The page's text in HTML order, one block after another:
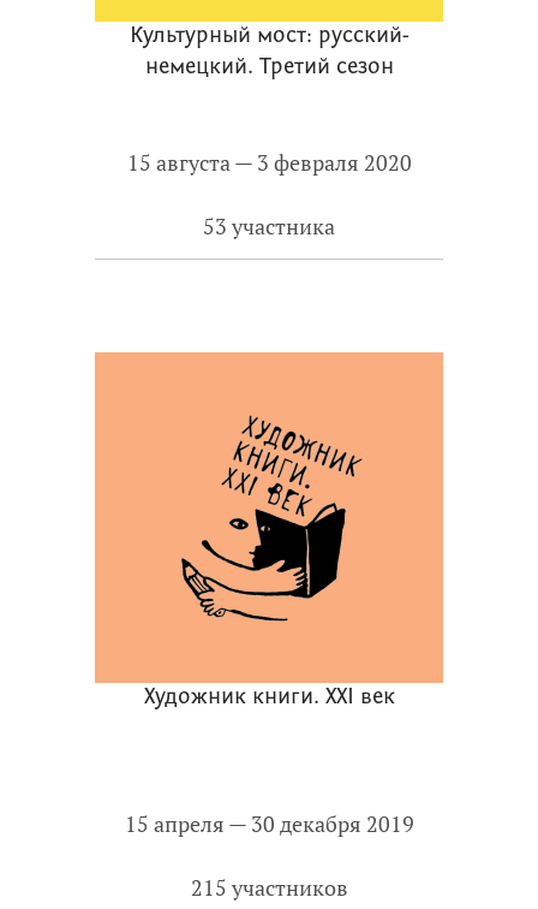
Культурный мост: русский-
немецкий. Третий сезон
15 августа — 3 февраля 2020
53 участника
Художник книги. ХХI век
15 апреля — 30 декабря 2019
215 участников